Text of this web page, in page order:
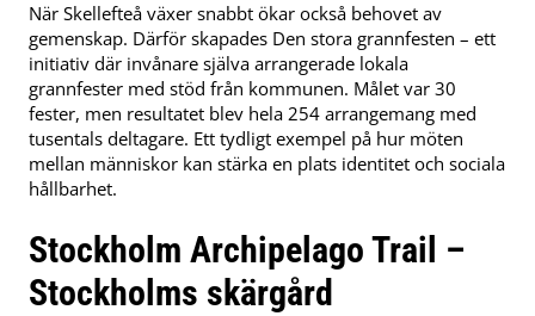
När Skellefteå växer snabbt ökar också behovet av
gemenskap. Därför skapades Den stora grannfesten – ett
initiativ där invånare själva arrangerade lokala
grannfester med stöd från kommunen. Målet var 30
fester, men resultatet blev hela 254 arrangemang med
tusentals deltagare. Ett tydligt exempel på hur möten
mellan människor kan stärka en plats identitet och sociala
hållbarhet.
Stockholm Archipelago Trail –
Stockholms skärgård